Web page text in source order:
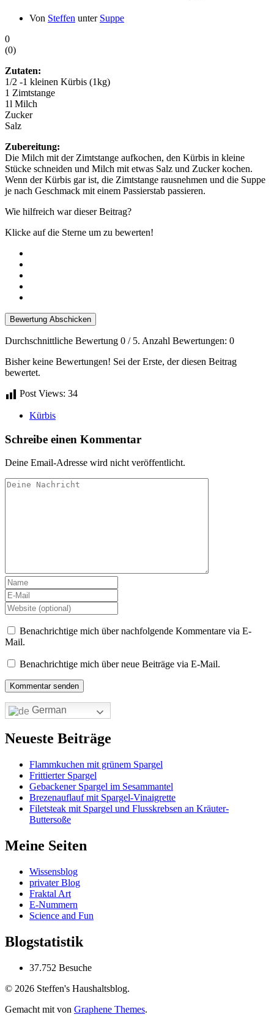
Von Steffen unter Suppe
0
(0)
Zutaten:
1/2 -1 kleinen Kürbis (1kg)
1 Zimtstange
1l Milch
Zucker
Salz
Zubereitung:
Die Milch mit der Zimtstange aufkochen, den Kürbis in kleine
Stücke schneiden und Milch mit etwas Salz und Zucker kochen.
Wenn der Kürbis gar ist, die Zimtstange rausnehmen und die Suppe
je nach Geschmack mit einem Passierstab passieren.
Wie hilfreich war dieser Beitrag?
Klicke auf die Sterne um zu bewerten!
Bewertung Abschicken
Durchschnittliche Bewertung 0 / 5. Anzahl Bewertungen: 0
Bisher keine Bewertungen! Sei der Erste, der diesen Beitrag
bewertet.
Post Views: 34
Kürbis
Schreibe einen Kommentar
Deine Email-Adresse wird nicht veröffentlicht.
Benachrichtige mich über nachfolgende Kommentare via E-
Mail.
Benachrichtige mich über neue Beiträge via E-Mail.
German
Neueste Beiträge
Flammkuchen mit grünem Spargel
Frittierter Spargel
Gebackener Spargel im Sesammantel
Brezenauflauf mit Spargel-Vinaigrette
Filetsteak mit Spargel und Flusskrebsen an Kräuter-
Buttersoße
Meine Seiten
Wissensblog
privater Blog
Fraktal Art
E-Nummern
Science and Fun
Blogstatistik
37.752 Besuche
© 2026 Steffen's Haushaltsblog.
Gemacht mit von Graphene Themes.